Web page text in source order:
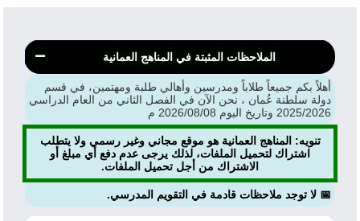
الملاحظات المثبتة في المناهج العمانية
أهلاً بكم جميعاً طلاباً ومدرسين وأهالي طلبة ومهتمين، في قسم
دولة سلطنة عُمان ، نحن الآن في الفصل الثاني من العام الدراسي
2025/2026 وتاريخ اليوم 2026/08/08 م
تنويه: المناهج العمانية هو موقع مجاني وغير رسمي ولا يتطلب
اشتراك لتحميل الملفات، لذلك يرجى عدم دفع أي مبلغ أو
الاشتراك من أجل تحميل الملفات.
📅 لا توجد ملاحظات قادمة في التقويم المدرسي.